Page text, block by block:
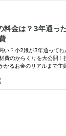
料金は？3年通っ
い？小2娘が3年通ってわ
費のからくりを大公開！
かるお金のリアルまで主